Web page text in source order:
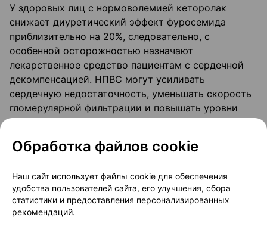
У здоровых лиц с нормоволемией кеторолак
снижает диуретический эффект фуросемида
приблизительно на 20%, следовательно, с
особенной осторожностью назначают
лекарственное средство пациентам с сердечной
декомпенсацией. НПВС могут усиливать
сердечную недостаточность, уменьшать скорость
гломерулярной фильтрации и повышать уровни
сердечных гликозидов в плазме крови в случае
гликозидами. Кеторолак и другие нестероидные
эффект гипотензивных средств. В случае
одновременного применения кеторолака с
ингибиторами АПФ существует повышенный риск
Обработка файлов cookie
Наш сайт использует файлы cookie для обеспечения
удобства пользователей сайта, его улучшения, сбора
статистики и предоставления персонализированных
рекомендаций.